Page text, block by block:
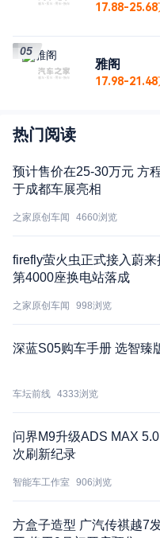
17.88-25.68
雅阁
17.98-21.48
05
热门阅读
预计售价在25-30万元 方
于成都车展亮相
之家原创车闻 4660浏览
firefly萤火虫正式接入蔚
第4000座换电站落成
之家原创车闻 998浏览
深蓝S05购车手册 选智臻
车坛前线 4333浏览
问界M9升级ADS MAX
次刷新纪录
智能车工作室 906浏览
方盒子造型 广汽传祺越7